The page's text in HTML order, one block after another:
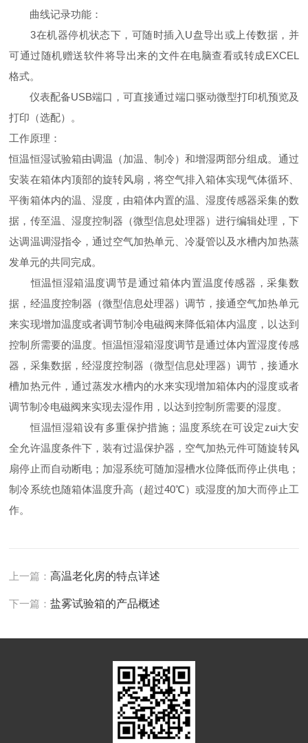
曲线记录功能：
3在机器停机状态下，可随时插入U盘导出或上传数据，并
可通过随机赠送软件将导出来的文件在电脑查看或转成EXCEL
格式。
仪表配备USB端口，可直接通过端口驱动微型打印机预览及
打印（选配）。
工作原理：
恒温恒湿试验箱由调温（加温、制冷）和增湿两部分组成。通过
安装在箱体内顶部的旋转风扇，将空气排入箱体实现气体循环、
平衡箱体内的温、湿度，由箱体内置的温、湿度传感器采集的数
据，传至温、湿度控制器（微型信息处理器）进行编辑处理，下
达调温调湿指令，通过空气加热单元、冷凝管以及水槽内加热蒸
发单元的共同完成。
恒温恒湿箱温度调节是通过箱体内置温度传感器，采集数
据，经温度控制器（微型信息处理器）调节，接通空气加热单元
来实现增加温度或者调节制冷电磁阀来降低箱体内温度，以达到
控制所需要的温度。恒温恒湿箱湿度调节是通过体内置湿度传感
器，采集数据，经湿度控制器（微型信息处理器）调节，接通水
槽加热元件，通过蒸发水槽内的水来实现增加箱体内的湿度或者
调节制冷电磁阀来实现去湿作用，以达到控制所需要的湿度。
恒温恒湿箱设有多重保护措施；温度系统在可设定zui大安
全允许温度条件下，装有过温保护器，空气加热元件可随旋转风
扇停止而自动断电；加湿系统可随加湿槽水位降低而停止供电；
制冷系统也随箱体温度升高（超过40℃）或湿度的加大而停止工
作。
上一篇：高温老化房的特点详述
下一篇：盐雾试验箱的产品概述